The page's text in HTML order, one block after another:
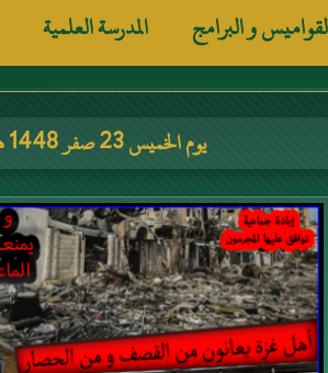
و البرامج المدرسة العلمية
يوم الخميس 23 صفر 1448 هجرية